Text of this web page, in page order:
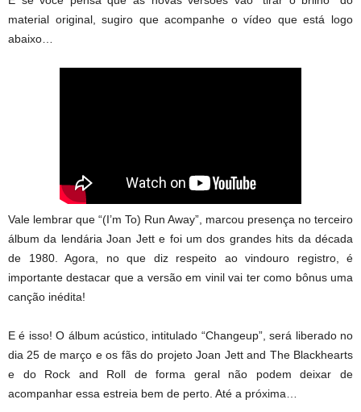
material original, sugiro que acompanhe o vídeo que está logo
abaixo…
Vale lembrar que “(I’m To) Run Away”, marcou presença no terceiro
álbum da lendária Joan Jett e foi um dos grandes hits da década
de 1980. Agora, no que diz respeito ao vindouro registro, é
importante destacar que a versão em vinil vai ter como bônus uma
canção inédita!
E é isso! O álbum acústico, intitulado “Changeup”, será liberado no
dia 25 de março e os fãs do projeto Joan Jett and The Blackhearts
e do Rock and Roll de forma geral não podem deixar de
acompanhar essa estreia bem de perto. Até a próxima…